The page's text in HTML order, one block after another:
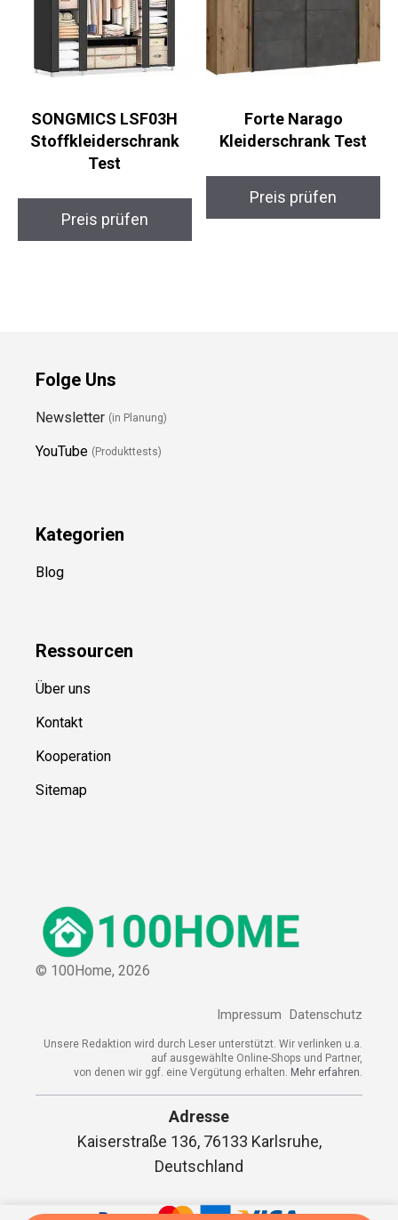
SONGMICS LSF03H
Stoffkleiderschrank
Test
Preis prüfen
Forte Narago
Kleiderschrank Test
Preis prüfen
Folge Uns
Newsletter (in Planung)
YouTube (Produkttests)
Kategorien
Blog
Ressourcen
Über uns
Kontakt
Kooperation
Sitemap
© 100Home, 2026
Impressum Datenschutz
Unsere Redaktion wird durch Leser unterstützt. Wir verlinken u.a.
auf ausgewählte Online-Shops und Partner,
von denen wir ggf. eine Vergütung erhalten. Mehr erfahren.
Adresse
Kaiserstraße 136, 76133 Karlsruhe,
Deutschland